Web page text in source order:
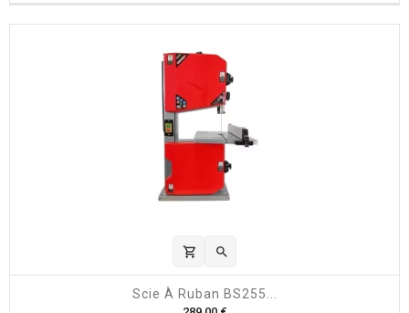
x
shopping_cart 
Scie À Ruban BS255...